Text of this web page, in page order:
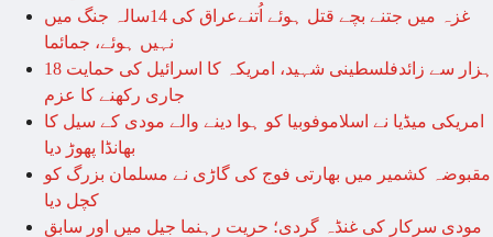
غزہ میں جتنے بچے قتل ہوئے اُتنےعراق کی 14سالہ جنگ میں
نہیں ہوئے، جمائما
18 ہزار سے زائدفلسطینی شہید، امریکہ کا اسرائیل کی حمایت
جاری رکھنے کا عزم
امریکی میڈیا نے اسلاموفوبیا کو ہوا دینے والے مودی کے سیل کا
بھانڈا پھوڑ دیا
مقبوضہ کشمیر میں بھارتی فوج کی گاڑی نے مسلمان بزرگ کو
کچل دیا
مودی سرکار کی غنڈہ گردی؛ حریت رہنما جیل میں اور سابق